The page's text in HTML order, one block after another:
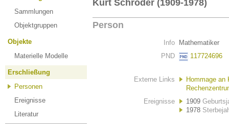
Sammlungen
Objektgruppen
Objekte
Materielle Modelle
Erschließung
Personen
Ereignisse
Literatur
Kurt Schröder (1909-1978)
Person
Info
Mathematiker
PND
117724696
Externe Links
Hommage an
Ereignisse
1909
1978